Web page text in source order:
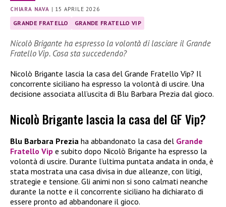
CHIARA NAVA | 15 APRILE 2026
GRANDE FRATELLO GRANDE FRATELLO VIP
Nicolò Brigante ha espresso la volontà di lasciare il Grande
Fratello Vip. Cosa sta succedendo?
Nicolò Brigante lascia la casa del Grande Fratello Vip? Il
concorrente siciliano ha espresso la volontà di uscire. Una
decisione associata all’uscita di Blu Barbara Prezia dal gioco.
Nicolò Brigante lascia la casa del GF Vip?
Blu Barbara Prezia ha abbandonato la casa del Grande
Fratello Vip e subito dopo Nicolò Brigante ha espresso la
volontà di uscire. Durante l’ultima puntata andata in onda, è
stata mostrata una casa divisa in due alleanze, con litigi,
strategie e tensione. Gli animi non si sono calmati neanche
durante la notte e il concorrente siciliano ha dichiarato di
essere pronto ad abbandonare il gioco.